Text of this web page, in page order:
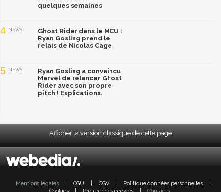
quelques semaines
4 NEWS
Ghost Rider dans le MCU :
Ryan Gosling prend le
relais de Nicolas Cage
5 NEWS
Ryan Gosling a convaincu
Marvel de relancer Ghost
Rider avec son propre
pitch ! Explications.
Afficher la version classique de cette page
Mentions légales CGU CGV Politique données personnelles